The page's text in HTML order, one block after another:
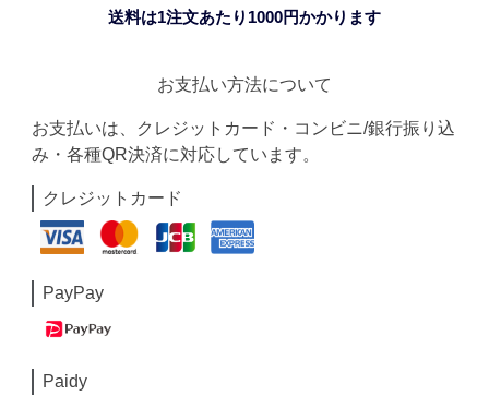
送料は1注文あたり 1000円かかります
お支払い方法について
お支払いは、クレジットカード・コンビニ/銀行振り込
み・各種QR決済に対応しています。
クレジットカード
PayPay
Paidy